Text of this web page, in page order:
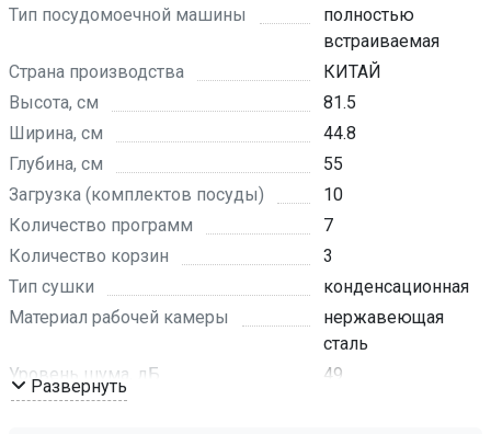
Тип посудомоечной машины
полностью
встраиваемая
Страна производства
КИТАЙ
Высота, см
81.5
Ширина, см
44.8
Глубина, см
55
Загрузка (комплектов посуды)
10
Количество программ
7
Количество корзин
3
Тип сушки
конденсационная
Материал рабочей камеры
нержавеющая
сталь
Уровень шума, дБ
49
Цвет LED-дисплея
Развернуть